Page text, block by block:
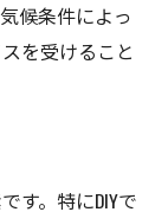
候条件によっ
を受けること
す。特にDIYで